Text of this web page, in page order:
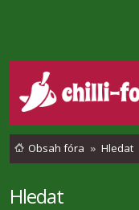
Obsah fóra Hledat
Hledat